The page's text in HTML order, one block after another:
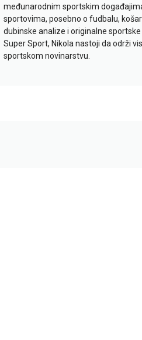
međunarodnim sportskim
sportovima, posebno o fudbalu,
dubinske analize i originalne
Super Sport, Nikola nastoji da održi
sportskom novinarstvu.